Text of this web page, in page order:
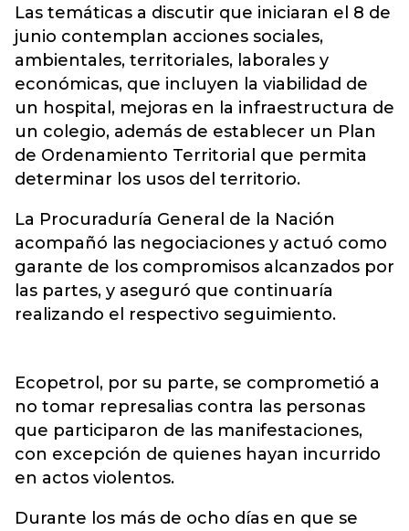
Las temáticas a discutir que iniciaran el 8 de
junio contemplan acciones sociales,
ambientales, territoriales, laborales y
económicas, que incluyen la viabilidad de
un hospital, mejoras en la infraestructura de
un colegio, además de establecer un Plan
de Ordenamiento Territorial que permita
determinar los usos del territorio.
La Procuraduría General de la Nación
acompañó las negociaciones y actuó como
garante de los compromisos alcanzados por
las partes, y aseguró que continuaría
realizando el respectivo seguimiento.
Ecopetrol, por su parte, se comprometió a
no tomar represalias contra las personas
que participaron de las manifestaciones,
con excepción de quienes hayan incurrido
en actos violentos.
Durante los más de ocho días en que se